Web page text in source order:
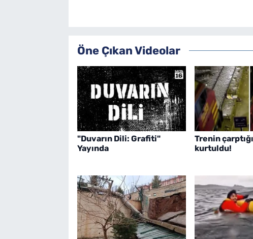
Öne Çıkan Videolar
"Duvarın Dili: Grafiti"
Yayında
Trenin
kurtuldu!